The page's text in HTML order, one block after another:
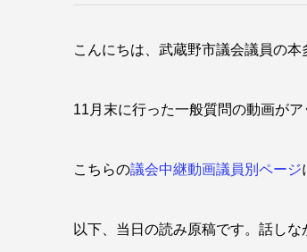
こんにちは、武蔵野市議会議員の本
11月末に行った一般質問の動画が
こちらの議会中継動画議員別ページ
以下、当日の読み原稿です。話し